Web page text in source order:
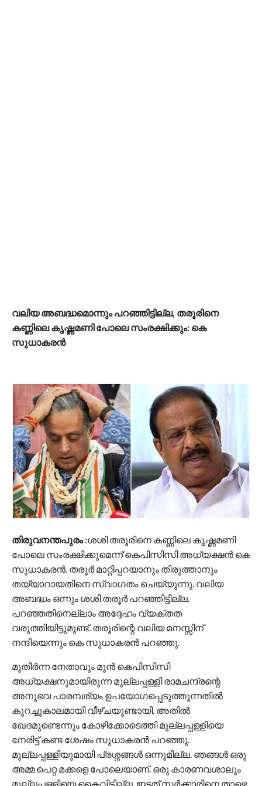
വലിയ അബദ്ധമൊന്നും പറഞ്ഞിട്ടില്ല, തരൂരിനെ
കണ്ണിലെ കൃഷ്ണമണി പോലെ സംരക്ഷിക്കും: കെ
സുധാകരൻ
തിരുവനന്തപുരം:ശശി തരൂരിനെ കണ്ണിലെ കൃഷ്ണമണി
പോലെ സംരക്ഷിക്കുമെന്ന് കെപിസിസി അധ്യക്ഷൻ കെ
സുധാകരൻ. തരൂർ മാറ്റിപ്പറയാനും തിരുത്താനും
തയ്യാറായതിനെ സ്വാഗതം ചെയ്യുന്നു. വലിയ
അബദ്ധം ഒന്നും ശശി തരൂർ പറഞ്ഞിട്ടില്ല.
പറഞ്ഞതിനെല്ലാം അദ്ദേഹം വ്യക്തത
വരുത്തിയിട്ടുമുണ്ട്. തരൂരിന്റെ വലിയ മനസ്സിന്
നന്ദിയെന്നും കെ സുധാകരൻ പറഞ്ഞു.
മുതിർന്ന നേതാവും മുൻ കെപിസിസി
അധ്യക്ഷനുമായിരുന്ന മുല്ലപ്പള്ളി രാമചന്ദ്രന്റെ
അനുഭവ പാരമ്പര്യം ഉപയോഗപ്പെടുത്തുന്നതിൽ
കുറച്ചുകാലമായി വീഴ്ചയുണ്ടായി. അതിൽ
ഖേദമുണ്ടെന്നും കോഴിക്കോടെത്തി മുല്ലപ്പള്ളിയെ
നേരിട്ട് കണ്ട ശേഷം സുധാകരൻ പറഞ്ഞു.
മുല്ലപ്പള്ളിയുമായി പ്രശ്നങ്ങൾ ഒന്നുമില്ല. ഞങ്ങൾ ഒരു
അമ്മ പെറ്റ മക്കളെ പോലെയാണ്. ഒരു കാരണവശാലും
മുല്ലപ്പള്ളിയെ കൈവിടില്ല. ഇടത് സർക്കാരിനെ താഴെ